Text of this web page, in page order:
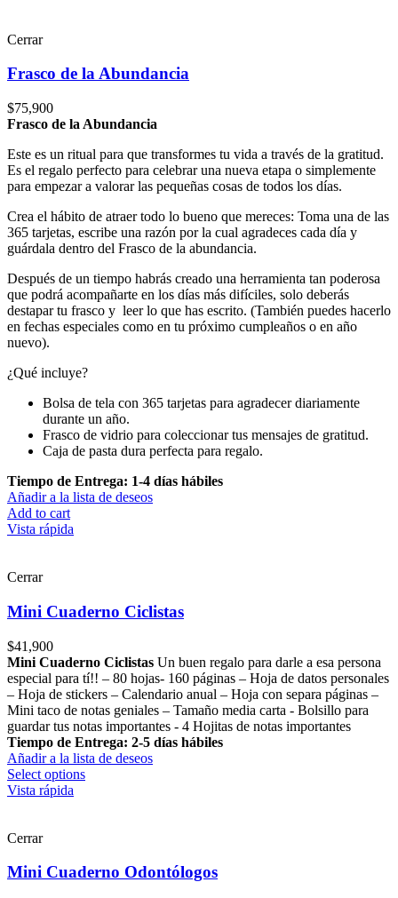
Cerrar
Frasco de la Abundancia
$75,900
Frasco de la Abundancia
Este es un ritual para que transformes tu vida a través de la gratitud.
Es el regalo perfecto para celebrar una nueva etapa o simplemente
para empezar a valorar las pequeñas cosas de todos los días.
Crea el hábito de atraer todo lo bueno que mereces: Toma una de las
365 tarjetas, escribe una razón por la cual agradeces cada día y
guárdala dentro del Frasco de la abundancia.
Después de un tiempo habrás creado una herramienta tan poderosa
que podrá acompañarte en los días más difíciles, solo deberás
destapar tu frasco y leer lo que has escrito. (También puedes hacerlo
en fechas especiales como en tu próximo cumpleaños o en año
nuevo).
¿Qué incluye?
Bolsa de tela con 365 tarjetas para agradecer diariamente
durante un año.
Frasco de vidrio para coleccionar tus mensajes de gratitud.
Caja de pasta dura perfecta para regalo.
Tiempo de Entrega: 1-4 días hábiles
Añadir a la lista de deseos
Add to cart
Vista rápida
Cerrar
Mini Cuaderno Ciclistas
$41,900
Mini Cuaderno Ciclistas Un buen regalo para darle a esa persona
especial para tí!! – 80 hojas- 160 páginas – Hoja de datos personales
– Hoja de stickers – Calendario anual – Hoja con separa páginas –
Mini taco de notas geniales – Tamaño media carta - Bolsillo para
guardar tus notas importantes - 4 Hojitas de notas importantes
Tiempo de Entrega: 2-5 días hábiles
Añadir a la lista de deseos
Select options
Vista rápida
Cerrar
Mini Cuaderno Odontólogos